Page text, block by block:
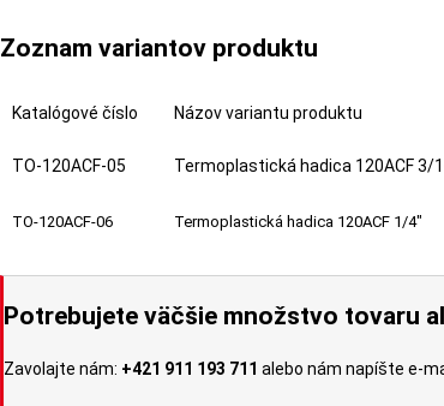
Zoznam variantov produktu
Katalógové číslo Názov variantu produktu
TO-120ACF-05 Termoplastická hadica 120ACF 3/
TO-120ACF-06 Termoplastická hadica 120ACF 1/4"
Potrebujete väčšie množstvo tovaru
Zavolajte nám: +421 911 193 711 alebo nám napíšte e-